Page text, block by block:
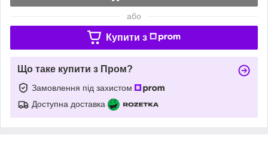
або
Купити з
Що таке купити з Пром?
Замовлення під захистом
Доступна доставка